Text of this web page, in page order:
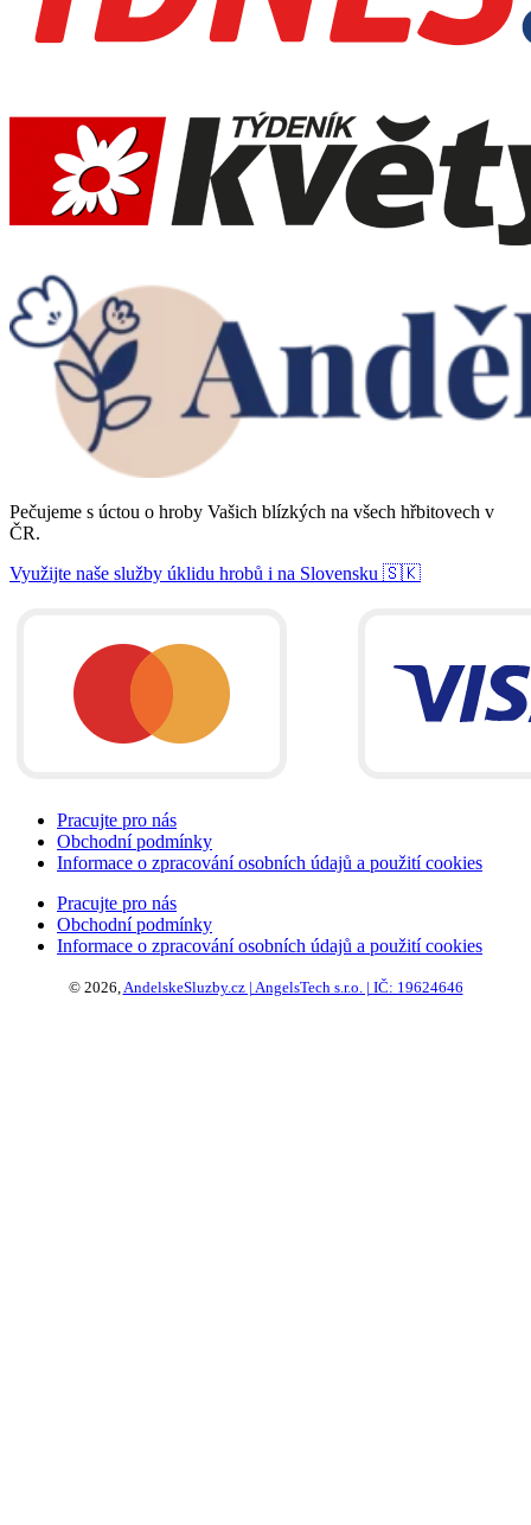
Pečujeme s úctou o hroby Vašich blízkých na všech hřbitovech v
ČR.
Využijte naše služby úklidu hrobů i na Slovensku 🇸🇰
Pracujte pro nás
Obchodní podmínky
Informace o zpracování osobních údajů a použití cookies
Pracujte pro nás
Obchodní podmínky
Informace o zpracování osobních údajů a použití cookies
© 2026,AndelskeSluzby.cz | AngelsTech s.r.o. | IČ: 19624646